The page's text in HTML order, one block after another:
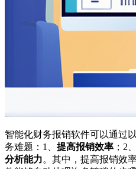
智能化财务报销软件可以通过
务难题：1、 提高报销效率 ；2、
分析能力。其中，提高报销效